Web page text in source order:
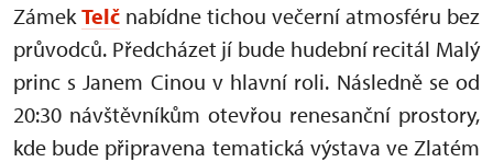
Zámek Telč nabídne tichou večerní atmosféru bez
průvodců. Předcházet jí bude hudební recitál Malý
princ s Janem Cinou v hlavní roli. Následně se od
20:30 návštěvníkům otevřou renesanční prostory,
kde bude připravena tematická výstava ve Zlatém